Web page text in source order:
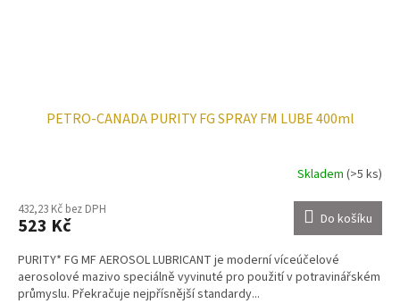
PETRO-CANADA PURITY FG SPRAY FM LUBE 400ml
Skladem (>5 ks)
432,23 Kč bez DPH
523 Kč Do košíku
PURITY* FG MF AEROSOL LUBRICANT je moderní víceúčelové
aerosolové mazivo speciálně vyvinuté pro použití v potravinářském
průmyslu. Překračuje nejpřísnější standardy...